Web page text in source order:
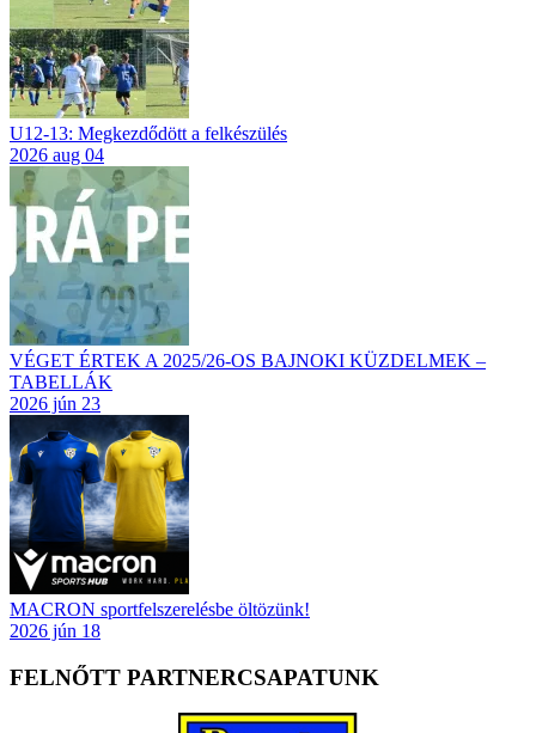
U12-13: Megkezdődött a felkészülés
2026 aug 04
VÉGET ÉRTEK A 2025/26-OS BAJNOKI KÜZDELMEK –
TABELLÁK
2026 jún 23
MACRON sportfelszerelésbe öltözünk!
2026 jún 18
FELNŐTT PARTNERCSAPATUNK